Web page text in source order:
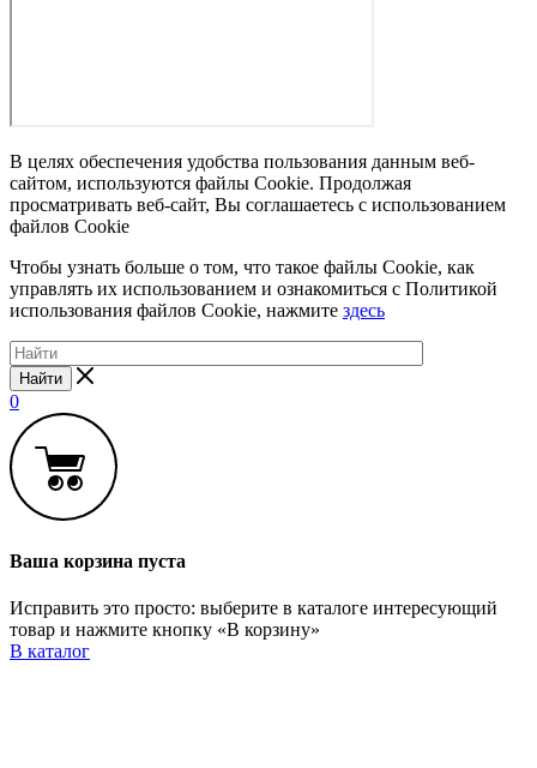
В целях обеспечения удобства пользования данным веб-
сайтом, используются файлы Cookie. Продолжая
просматривать веб-сайт, Вы соглашаетесь с использованием
файлов Cookie
Чтобы узнать больше о том, что такое файлы Cookie, как
управлять их использованием и ознакомиться с Политикой
использования файлов Cookie, нажмите здесь
Найти
0
Ваша корзина пуста
Исправить это просто: выберите в каталоге интересующий
товар и нажмите кнопку «В корзину»
В каталог